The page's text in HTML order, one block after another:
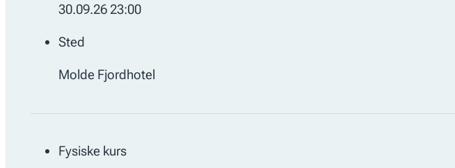
30.09.26 23:00
Sted
Molde Fjordhotel
Fysiske kurs